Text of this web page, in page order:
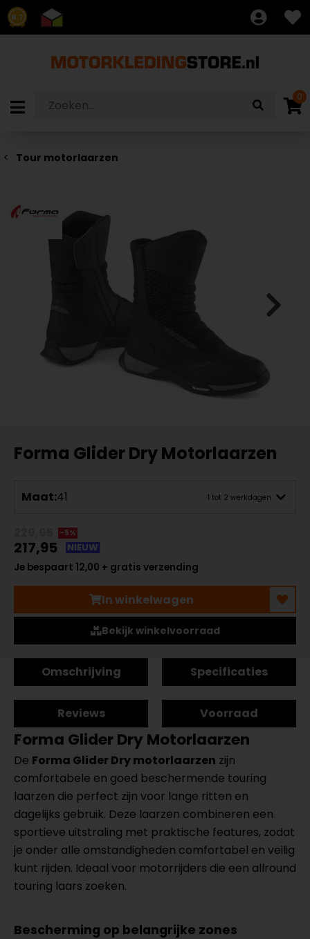
8.7
0
Tour motorlaarzen
Forma Glider Dry Motorlaarzen
Maat:41 1 tot 2 werkdagen
-5%
217,95
NIEUW
Je bespaart 12,00 + gratis verzending
In winkelwagen
Bekijk winkelvoorraad
Omschrijving Specificaties
Reviews Voorraad
Forma Glider Dry Motorlaarzen
De Forma Glider Dry motorlaarzen zijn
comfortabele en goed beschermende touring
laarzen die perfect zijn voor lange ritten en
dagelijks gebruik. Deze laarzen combineren een
sportieve uitstraling met praktische features, zodat
je onder alle omstandigheden comfortabel en veilig
kunt rijden. Ideaal voor motorrijders die een allround
touring laars zoeken.
Bescherming op belangrijke zones